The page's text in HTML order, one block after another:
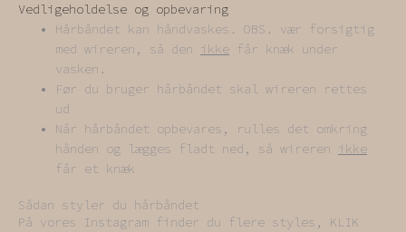
Vedligeholdelse og opbevaring
Hårbåndet kan håndvaskes. OBS. vær forsigtig
med wireren, så den ikke får knæk under
vasken.
Før du bruger hårbåndet skal wireren rettes
ud
Når hårbåndet opbevares, rulles det omkring
hånden og lægges fladt ned, så wireren ikke
får et knæk
Sådan styler du hårbåndet
På vores Instagram finder du flere styles, KLIK